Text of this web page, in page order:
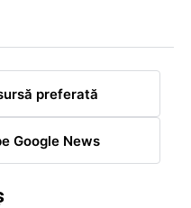
preferată
Google News